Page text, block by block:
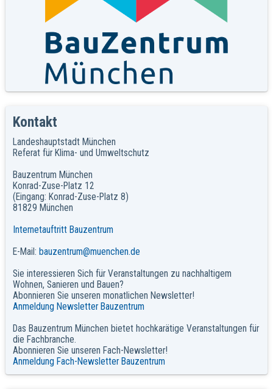
Kontakt
Landeshauptstadt München
Referat für Klima- und Umweltschutz
Bauzentrum München
Konrad-Zuse-Platz 12
(Eingang: Konrad-Zuse-Platz 8)
81829 München
Internetauftritt Bauzentrum
E-Mail: bauzentrum@muenchen.de
Sie interessieren Sich für Veranstaltungen zu nachhaltigem
Wohnen, Sanieren und Bauen?
Abonnieren Sie unseren monatlichen Newsletter!
Anmeldung Newsletter Bauzentrum
Das Bauzentrum München bietet hochkarätige Veranstaltungen für
die Fachbranche.
Abonnieren Sie unseren Fach-Newsletter!
Anmeldung Fach-Newsletter Bauzentrum